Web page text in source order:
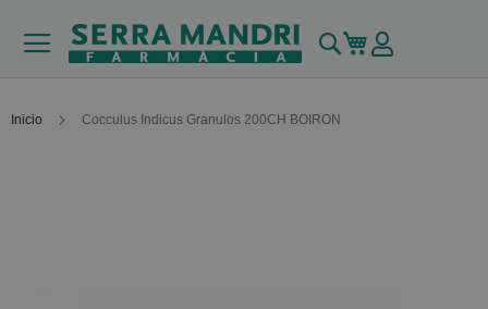
Buscar
Mi carrito
Inicio Cocculus Indicus Granulos 200CH BOIRON